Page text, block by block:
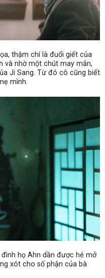
thậm chí là đuổi giết của
và nhờ một chút may mắn,
Ji Sang. Từ đó cô cũng biết
mình.
họ Ahn dần được hé mở
xót cho số phận của bà